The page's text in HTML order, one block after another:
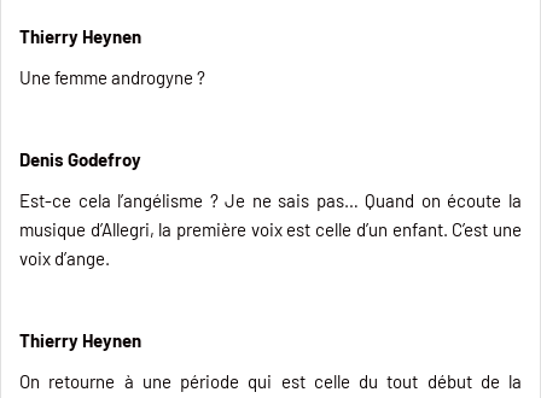
Thierry Heynen
Une femme androgyne ?
Denis Godefroy
Est-ce cela l’angélisme ? Je ne sais pas… Quand on écoute la
musique d’Allegri, la première voix est celle d’un enfant. C’est une
voix d’ange.
Thierry Heynen
On retourne à une période qui est celle du tout début de la